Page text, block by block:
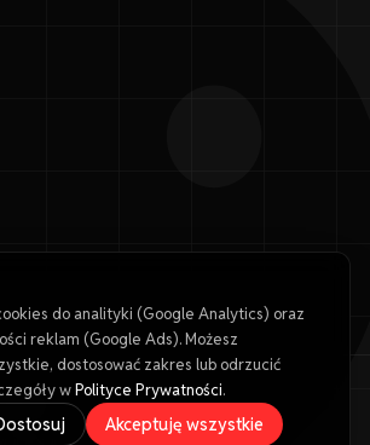
·
POLITYKA
do analityki (Google Analytics) oraz
reklam (Google Ads). Możesz
dostosować zakres lub odrzucić
wPolityce Prywatności.
Akceptuję wszystkie